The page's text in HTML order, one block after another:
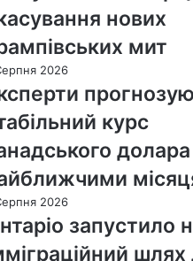
нових
мит
2026
курс
долара
2026
запустило
шлях